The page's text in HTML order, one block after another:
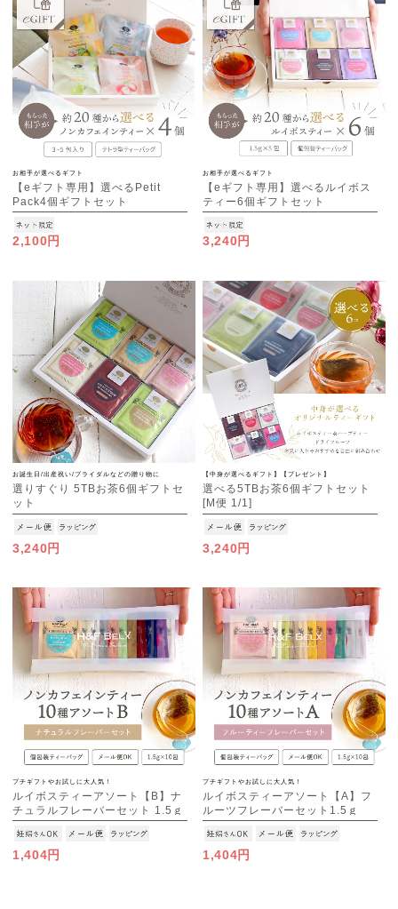
お相手が選べるギフト
【eギフト専用】選べるPetit
Pack4個ギフトセット
2,100円
お相手が選べるギフト
【eギフト専用】選べるルイボス
ティー6個ギフトセット
3,240円
お誕生日/出産祝い/ブライダルなどの贈り物に
選りすぐり 5TBお茶6個ギフトセ
ット
[M便 1/1]
3,240円
【中身が選べるギフト】【プレゼント】
選べる5TBお茶6個ギフトセット
[M便 1/1]
3,240円
プチギフトやお試しに大人気！
ルイボスティーアソート【B】ナ
チュラルフレーバーセット 1.5ｇ
×10種
[M便 1/3]
1,404円
プチギフトやお試しに大人気！
ルイボスティーアソート【A】フ
ルーツフレーバーセット1.5ｇ
×10種
[M便 1/3]
1,404円